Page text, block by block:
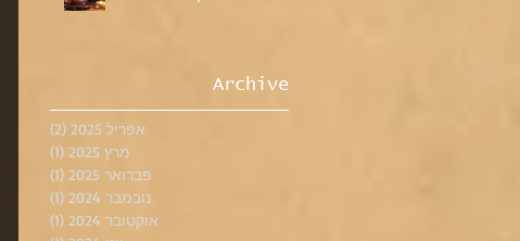
Archive
אפריל 2025 (2)
מרץ 2025
(1)
פברואר 2025
(1)
נובמבר 2024
(1)
אוקטובר 2024
(1)